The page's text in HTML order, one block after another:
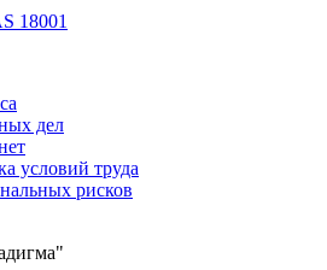
18001
дел
условий труда
рисков